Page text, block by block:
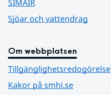
SIMAIR
Sjöar och vattendrag
Om webbplatsen
Tillgänglighetsredogörelse
Kakor på smhi.se